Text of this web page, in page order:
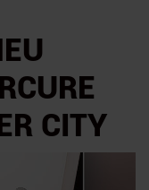
CITY